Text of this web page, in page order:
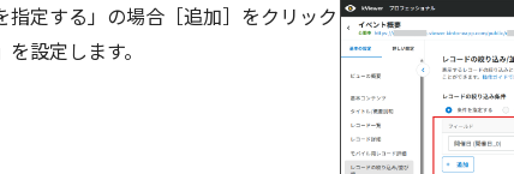
指定する」の場合［追加］をクリック
設定します。